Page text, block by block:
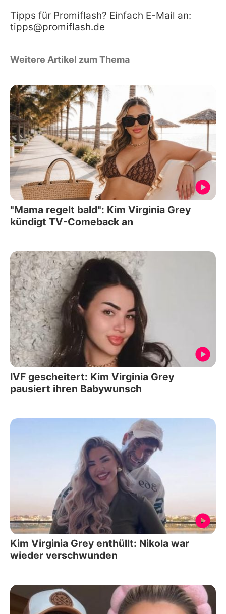
Tipps für Promiflash? Einfach E-Mail an:
tipps@promiflash.de
Weitere Artikel zum Thema
"Mama regelt bald": Kim Virginia Grey
kündigt TV-Comeback an
IVF gescheitert: Kim Virginia Grey
pausiert ihren Babywunsch
Kim Virginia Grey enthüllt: Nikola war
wieder verschwunden